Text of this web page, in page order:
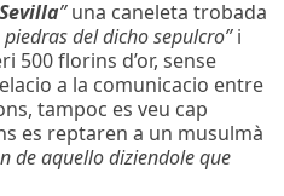
”una caneleta trobada
del dicho sepulcro”i
500 florins d’or, sense
a la comunicacio entre
tampoc es veu cap
es reptaren a un musulmà
de aquello diziendole que